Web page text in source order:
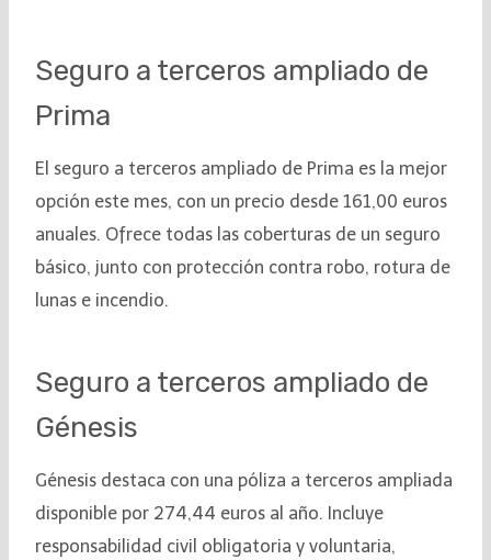
Seguro a terceros ampliado de
Prima
El seguro a terceros ampliado de Prima es la mejor
opción este mes, con un precio desde 161,00 euros
anuales. Ofrece todas las coberturas de un seguro
básico, junto con protección contra robo, rotura de
lunas e incendio.
Seguro a terceros ampliado de
Génesis
Génesis destaca con una póliza a terceros ampliada
disponible por 274,44 euros al año. Incluye
responsabilidad civil obligatoria y voluntaria,